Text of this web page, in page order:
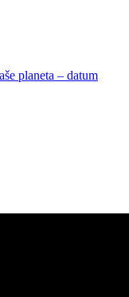
planeta – datum